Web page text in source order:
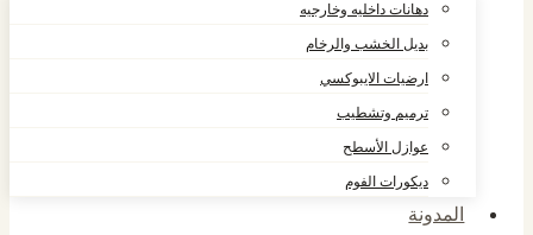
دهانات داخليه وخارجيه
بديل الخشب والرخام
ارضيات الايبوكسي
ترميم وتشطيب
عوازل الأسطح
ديكورات الفوم
المدونة